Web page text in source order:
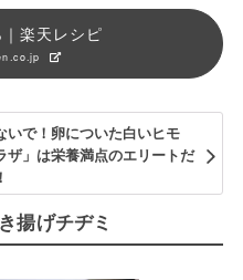
楽天レシピ
いで！卵についた白いヒモ
ザ」は栄養満点のエリートだ
揚げチヂミ